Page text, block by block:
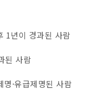
1년이 경과된 사람
된 사람
·유급제명된 사람